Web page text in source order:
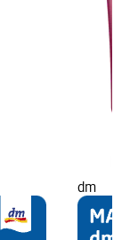
dm